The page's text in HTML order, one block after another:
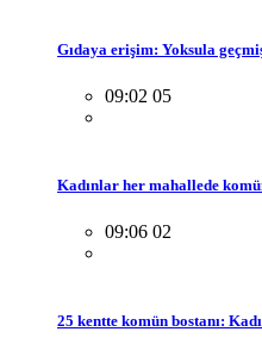
Gıdaya erişim: Yoksula
09:02 05
Kadınlar her mahallede
09:06 02
25 kentte komün bostanı: